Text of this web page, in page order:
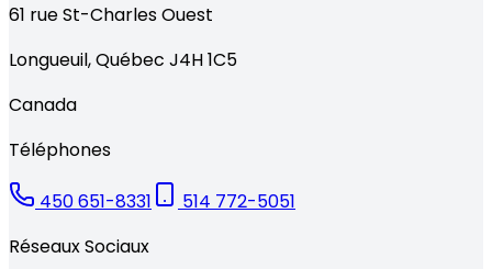
61 rue St-Charles Ouest
Longueuil,Québec J4H 1C5
Canada
Téléphones
450 651-8331
514 772-5051
Réseaux Sociaux